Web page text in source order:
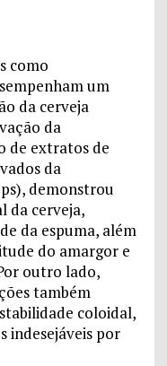
como
um
da cerveja
da
de extratos de
da
demonstrou
da cerveja,
da espuma, além
do amargor e
outro lado,
também
coloidal,
indesejáveis por